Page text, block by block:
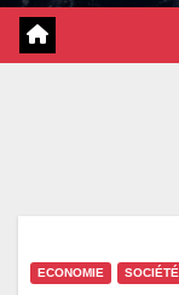
ECONOMIE SOCIÉTÉ